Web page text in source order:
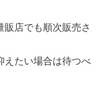
販店でも順次販売さ
えたい場合は待つべ